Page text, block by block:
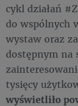
cykl działań
do wspólnych
wystaw oraz
dostępnym na
tysięcy
wyświetliło